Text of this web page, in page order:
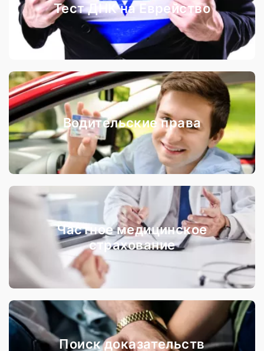
Тест ДНК на Еврейство
Водительские права
Частное медицинское
страхование
Поиск доказательств